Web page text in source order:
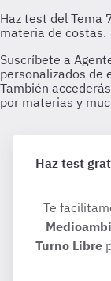
Haz test
Te
Turno Libre